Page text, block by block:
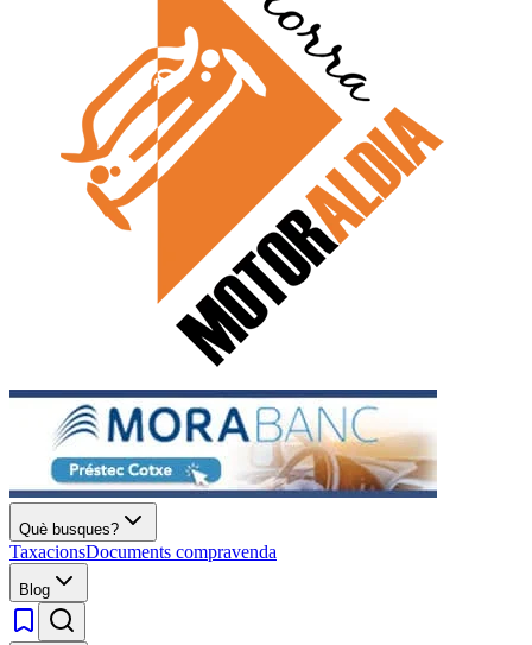
Què busques?
TaxacionsDocuments compravenda
Blog